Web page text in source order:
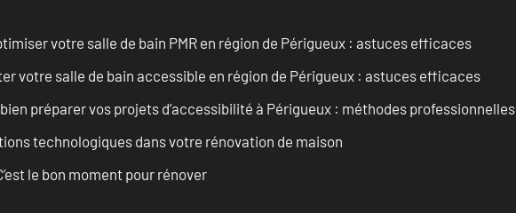
votre salle de bain PMR en région de Périgueux : astuces efficaces
votre salle de bain accessible en région de Périgueux : astuces efficaces
préparer vos projets d’accessibilité à Périgueux : méthodes professionnelles
technologiques dans votre rénovation de maison
le bon moment pour rénover